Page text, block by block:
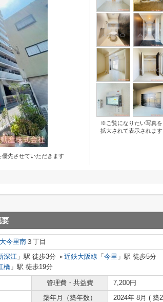
先させていただきます
※ご覧になりたい写真を
拡大されて表示されます
要
大今里南 ３丁目
深江 」駅 徒歩3分 近鉄大阪線 「 今里 」駅 徒歩5分
橋 」駅 徒歩19分
管理費・共益費
7,200円
築年月（築年数） 2024年 8月 ( 築